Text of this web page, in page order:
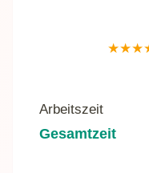
★★★
Arbeitszeit
Gesamtzeit